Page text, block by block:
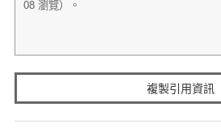
複製引用資訊